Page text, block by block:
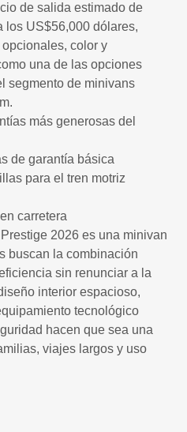
de salida estimado de
los US$56,000 dólares,
color y
una de las opciones
segmento de minivans
más generosas del
de garantía básica
para el tren motriz
carretera
2026 es una minivan
buscan la combinación
sin renunciar a la
interior espacioso,
tecnológico
hacen que sea una
viajes largos y uso